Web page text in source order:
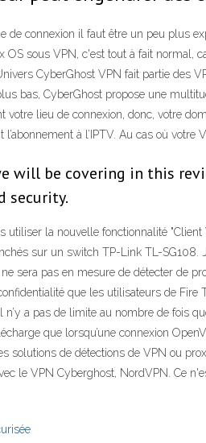
connexion il faut être un peu plus
OS sous VPN, c'est tout à fait normal,
CyberGhost VPN fait partie des
bas, CyberGhost propose une
votre lieu de connexion, donc, votre
l’abonnement à l’IPTV. Au cas où
will be covering in this
security.
utiliser la nouvelle fonctionnalité
sur un switch TP-Link TL-SG108.
ne sera pas en mesure de détecter
que les utilisateurs de
a pas de limite au nombre de fois
que lorsqu’une connexion
solutions de détections de VPN ou
le VPN Cyberghost, NordVPN. Ce